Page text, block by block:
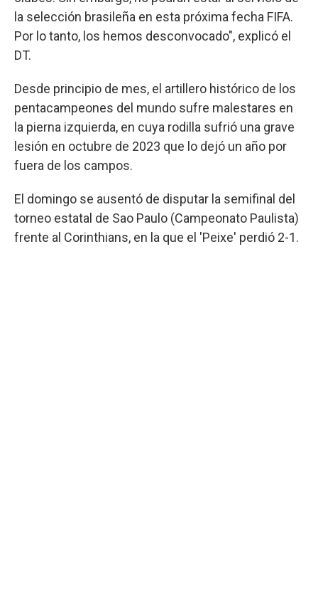
la selección brasileña en esta próxima fecha FIFA.
Por lo tanto, los hemos desconvocado", explicó el
DT.
Desde principio de mes, el artillero histórico de los
pentacampeones del mundo sufre malestares en
la pierna izquierda, en cuya rodilla sufrió una grave
lesión en octubre de 2023 que lo dejó un año por
fuera de los campos.
El domingo se ausentó de disputar la semifinal del
torneo estatal de Sao Paulo (Campeonato Paulista)
frente al Corinthians, en la que el 'Peixe' perdió 2-1.